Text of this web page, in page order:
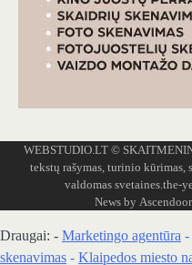
WEBSTUDIO.LT ©
tekstų rašymas, turinio kūrimas,
valdomas svetaines.the-
News by Ascendoor
Draugai: - Marketingo agentūra -
skenavimas - Klaipedos miesto